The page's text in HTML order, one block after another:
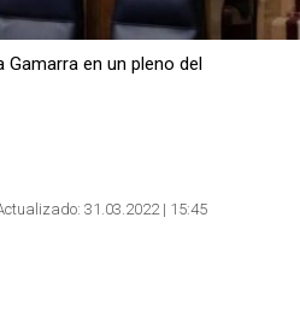
Gamarra en un pleno del
31.03.2022 | 15:45